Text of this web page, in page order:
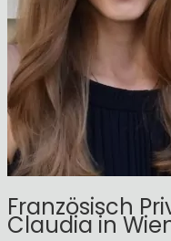
Französisch
Claudia in